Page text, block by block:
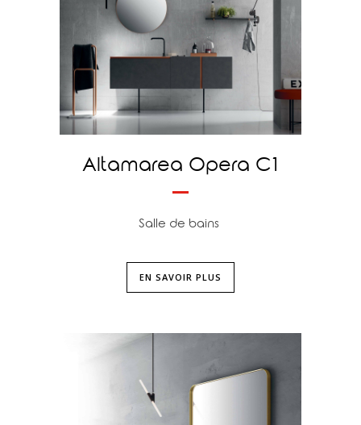
Altamarea Opera C1
Salle de bains
EN SAVOIR PLUS